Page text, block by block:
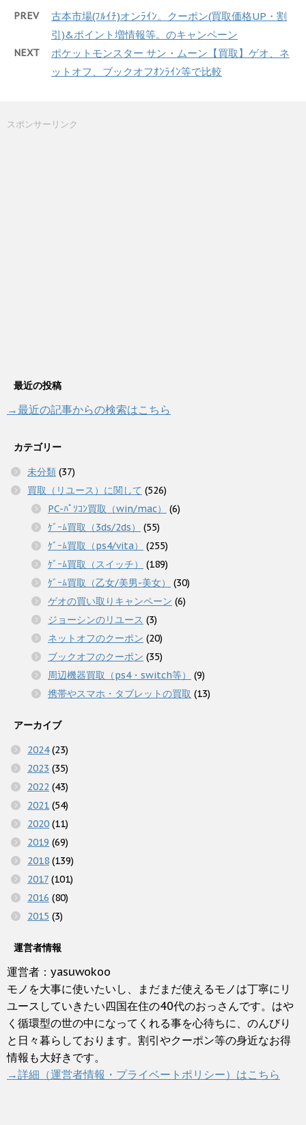
PREV
古本市場(ﾌﾙｲﾁ)オンﾗｲﾝ。クーポン(買取価格UP・割
引)&ポイント増情報等。のキャンペーン
NEXT
ポケットモンスター サン・ムーン【買取】ゲオ、ネ
ットオフ、ブックオフｵﾝﾗｲﾝ等で比較
スポンサーリンク
最近の投稿
→最近の記事からの検索はこちら
カテゴリー
未分類 (37)
買取（リユース）に関して (526)
PC-ﾊﾟｿｺﾝ買取（win/mac）
(6)
ｹﾞｰﾑ買取（3ds/2ds）
(55)
ｹﾞｰﾑ買取（ps4/vita）
(255)
ｹﾞｰﾑ買取（スイッチ）
(189)
ｹﾞｰﾑ買取（乙女/美男-美女）
(30)
ゲオの買い取りキャンペーン (6)
ジョーシンのリユース (3)
ネットオフのクーポン (20)
ブックオフのクーポン (35)
周辺機器買取（ps4・switch等）
(9)
携帯やスマホ・タブレットの買取 (13)
アーカイブ
2024(23)
2023 (35)
2022 (43)
2021 (54)
2020 (11)
2019 (69)
2018 (139)
2017 (101)
2016 (80)
2015 (3)
運営者情報
運営者：yasuwokoo
モノを大事に使いたいし、まだまだ使えるモノは丁寧にリ
ユースしていきたい四国在住の40代のおっさんです。はや
く循環型の世の中になってくれる事を心待ちに、のんびり
と日々暮らしております。割引やクーポン等の身近なお得
情報も大好きです。
→詳細（運営者情報・プライベートポリシー）はこちら